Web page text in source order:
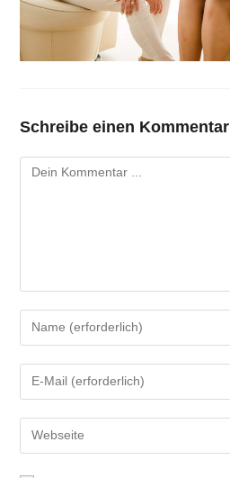
Schreibe einen Kommentar